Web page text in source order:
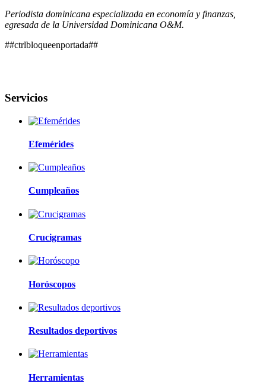
Periodista dominicana especializada en economía y finanzas,
egresada de la Universidad Dominicana O&M.
##ctrlbloqueenportada##
Servicios
Efemérides
Cumpleaños
Crucigramas
Horóscopos
Resultados deportivos
Herramientas